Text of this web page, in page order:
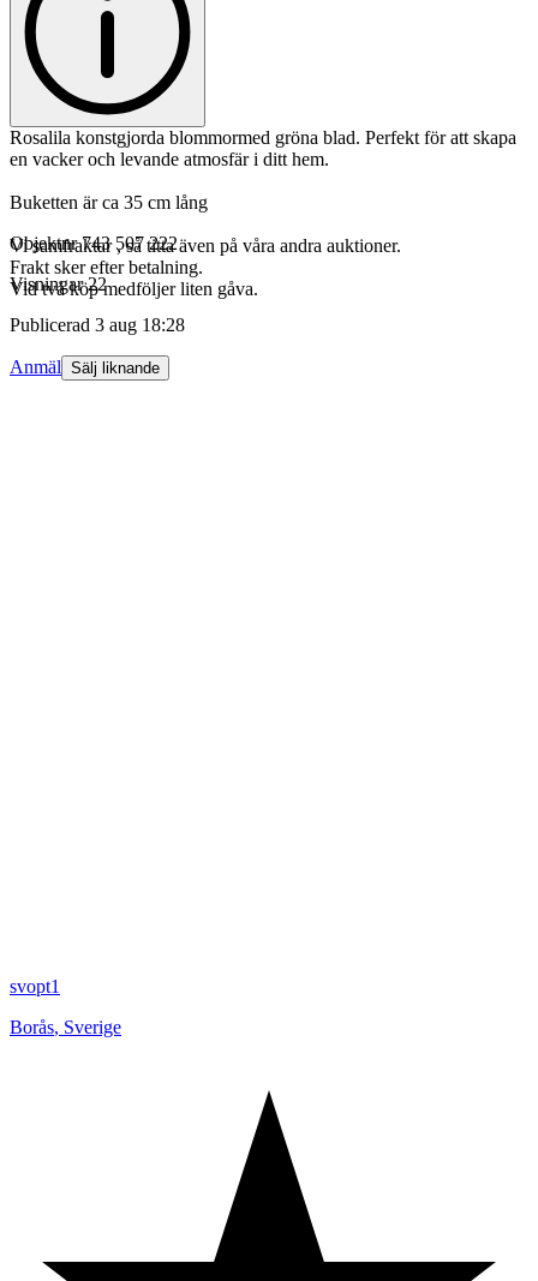
Rosalila konstgjorda blommormed gröna blad. Perfekt för att skapa
en vacker och levande atmosfär i ditt hem.
Buketten är ca 35 cm lång
Vi samfraktar , så titta även på våra andra auktioner.
Frakt sker efter betalning.
Vid två köp medföljer liten gåva.
Objektnr 743 507 222
Visningar 22
Publicerad 3 aug 18:28
Anmäl Sälj liknande
svopt1
Borås, Sverige